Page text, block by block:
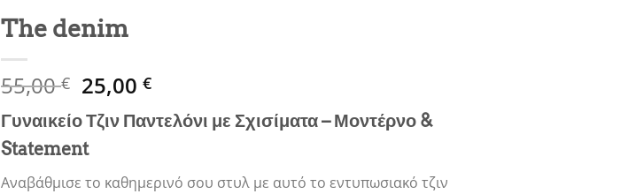
The denim
55,00€ Original
price
was:
55,00 €.
25,00€Η
τιμή
25,00 €.
Γυναικείο Τζιν Παντελόνι με Σχισίματα – Μοντέρνο &
Statement
Αναβάθμισε το καθημερινό σου στυλ με αυτό το εντυπωσιακό τζιν